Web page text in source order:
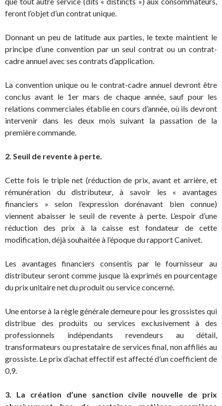
feront l’objet d’un contrat unique.
Donnant un peu de latitude aux parties, le texte maintient le
principe d’une convention par un seul contrat ou un contrat-
cadre annuel avec ses contrats d’application.
La convention unique ou le contrat-cadre annuel devront être
conclus avant le 1er mars de chaque année, sauf pour les
relations commerciales établie en cours d’année, où ils devront
intervenir dans les deux mois suivant la passation de la
première commande.
2. Seuil de revente à perte.
Cette fois le triple net (réduction de prix, avant et arrière, et
rémunération du distributeur, à savoir les « avantages
financiers » selon l’expression dorénavant bien connue)
viennent abaisser le seuil de revente à perte. L’espoir d’une
réduction des prix à la caisse est fondateur de cette
modification, déjà souhaitée à l’époque du rapport Canivet.
Les avantages financiers consentis par le fournisseur au
distributeur seront comme jusque là exprimés en pourcentage
du prix unitaire net du produit ou service concerné.
Une entorse à la règle générale demeure pour les grossistes qui
distribue des produits ou services exclusivement à des
professionnels indépendants revendeurs au détail,
transformateurs ou prestataire de services final, non affiliés au
grossiste. Le prix d’achat effectif est affecté d’un coefficient de
0,9.
3. La création d’une sanction civile nouvelle de prix